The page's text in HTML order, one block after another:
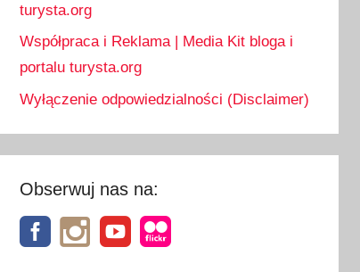
turysta.org
Współpraca i Reklama | Media Kit bloga i
portalu turysta.org
Wyłączenie odpowiedzialności (Disclaimer)
Obserwuj nas na: